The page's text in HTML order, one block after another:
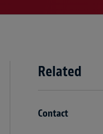
Related
Contact